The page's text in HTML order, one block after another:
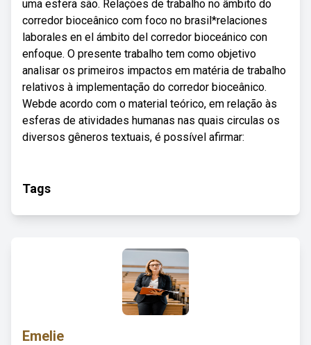
uma esfera são. Relações de trabalho no âmbito do
corredor bioceânico com foco no brasil*relaciones
laborales en el ámbito del corredor bioceánico con
enfoque. O presente trabalho tem como objetivo
analisar os primeiros impactos em matéria de trabalho
relativos à implementação do corredor bioceânico.
Webde acordo com o material teórico, em relação às
esferas de atividades humanas nas quais circulas os
diversos gêneros textuais, é possível afirmar:
Tags
Emelie